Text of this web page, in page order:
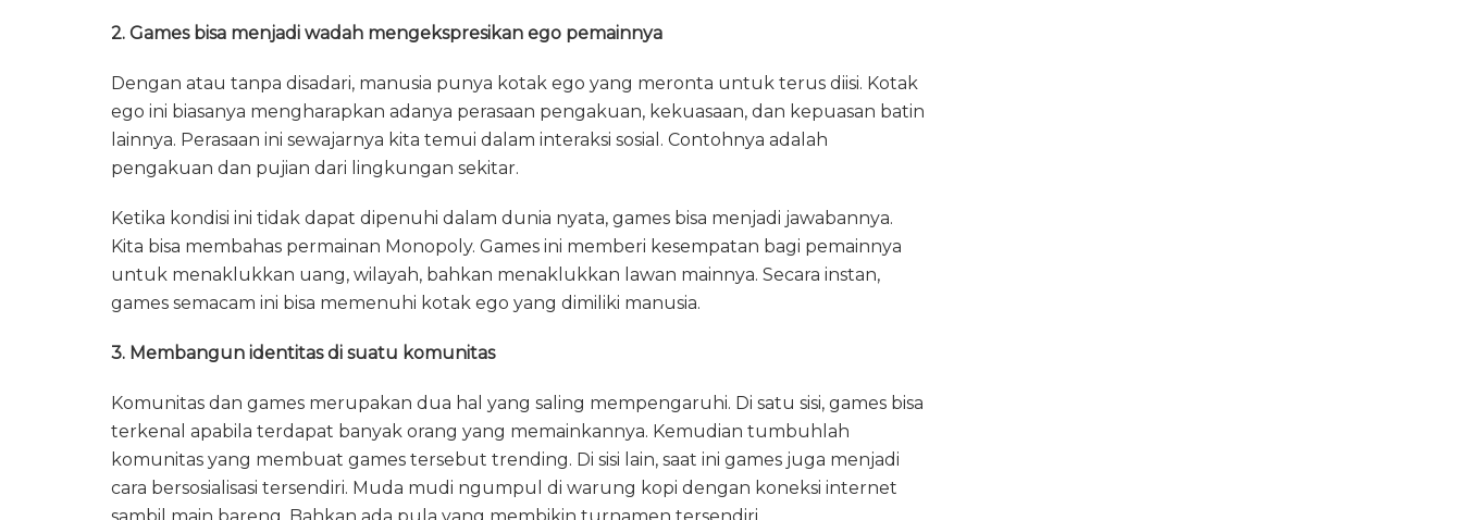
2. Games bisa menjadi wadah mengekspresikan ego pemainnya
Dengan atau tanpa disadari, manusia punya kotak ego yang meronta untuk terus diisi. Kotak
ego ini biasanya mengharapkan adanya perasaan pengakuan, kekuasaan, dan kepuasan batin
lainnya. Perasaan ini sewajarnya kita temui dalam interaksi sosial. Contohnya adalah
pengakuan dan pujian dari lingkungan sekitar.
Ketika kondisi ini tidak dapat dipenuhi dalam dunia nyata, games bisa menjadi jawabannya.
Kita bisa membahas permainan Monopoly. Games ini memberi kesempatan bagi pemainnya
untuk menaklukkan uang, wilayah, bahkan menaklukkan lawan mainnya. Secara instan,
games semacam ini bisa memenuhi kotak ego yang dimiliki manusia.
3. Membangun identitas di suatu komunitas
Komunitas dan games merupakan dua hal yang saling mempengaruhi. Di satu sisi, games bisa
terkenal apabila terdapat banyak orang yang memainkannya. Kemudian tumbuhlah
komunitas yang membuat games tersebut trending. Di sisi lain, saat ini games juga menjadi
cara bersosialisasi tersendiri. Muda mudi ngumpul di warung kopi dengan koneksi internet
sambil main bareng. Bahkan ada pula yang membikin turnamen tersendiri.